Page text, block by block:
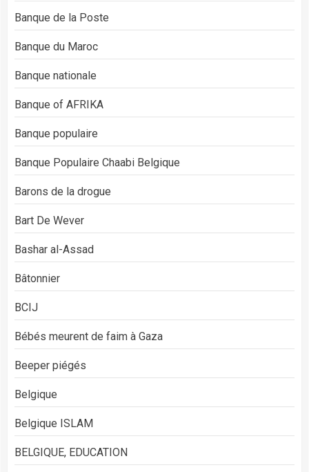
Banque de la Poste
Banque du Maroc
Banque nationale
Banque of AFRIKA
Banque populaire
Banque Populaire Chaabi Belgique
Barons de la drogue
Bart De Wever
Bashar al-Assad
Bâtonnier
BCIJ
Bébés meurent de faim à Gaza
Beeper piégés
Belgique
Belgique ISLAM
BELGIQUE, EDUCATION